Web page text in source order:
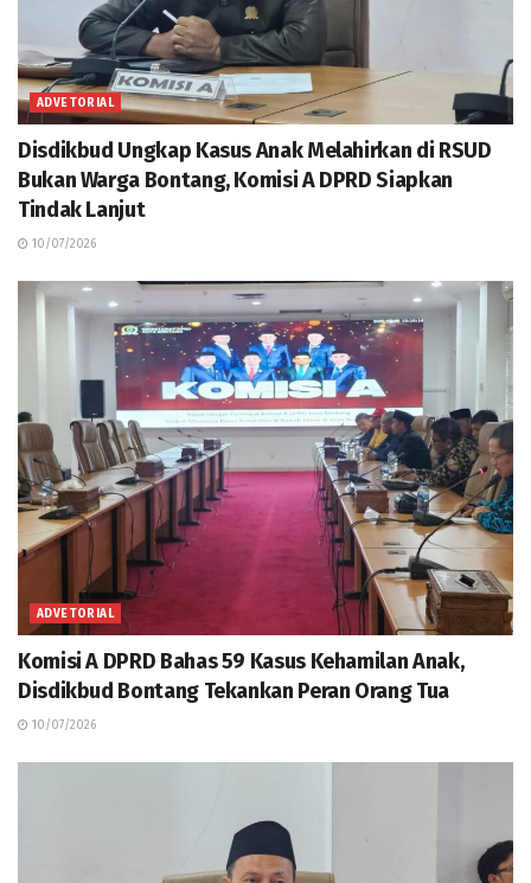
ADVETORIAL
Disdikbud Ungkap Kasus Anak Melahirkan di RSUD
Bukan Warga Bontang, Komisi A DPRD Siapkan
Tindak Lanjut
10/07/2026
ADVETORIAL
Komisi A DPRD Bahas 59 Kasus Kehamilan Anak,
Disdikbud Bontang Tekankan Peran Orang Tua
10/07/2026